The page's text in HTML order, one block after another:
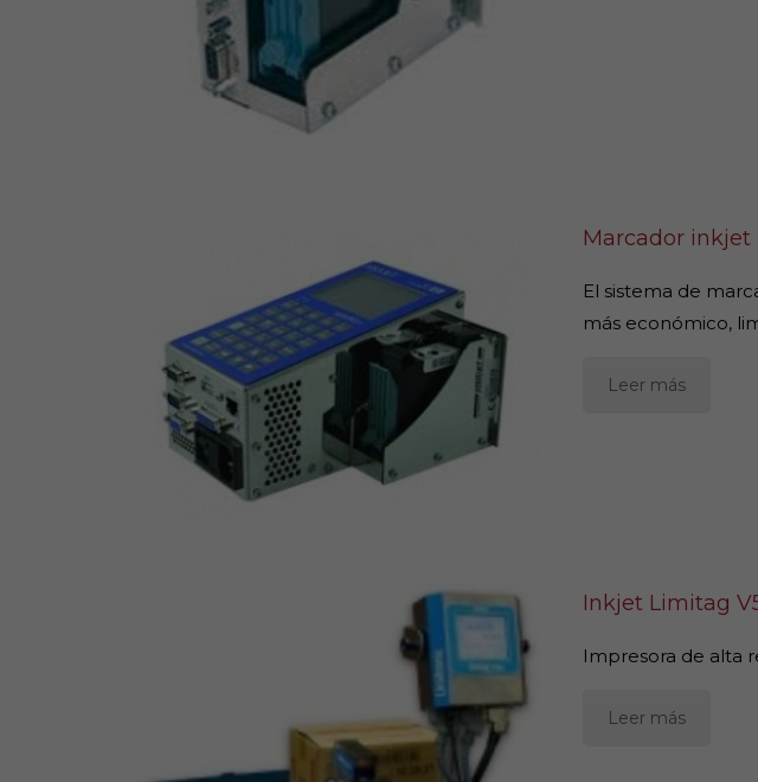
Marcador inkjet
El sistema de
más económico,
Leer más
Inkjet Limitag
Impresora de alta
Leer más